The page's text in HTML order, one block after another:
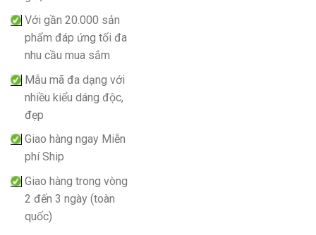
Với gần 20.000 sản
phẩm đáp ứng tối đa
nhu cầu mua sắm
Mẫu mã đa dạng với
nhiều kiểu dáng độc,
đẹp
Giao hàng ngay Miễn
phí Ship
Giao hàng trong vòng
2 đến 3 ngày (toàn
quốc)